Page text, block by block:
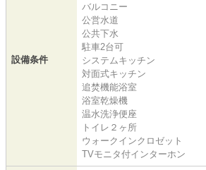
設備条件
バルコニー
公営水道
公共下水
駐車2台可
システムキッチン
対面式キッチン
追焚機能浴室
浴室乾燥機
温水洗浄便座
トイレ２ヶ所
ウォークインクロゼット
TVモニタ付インターホン